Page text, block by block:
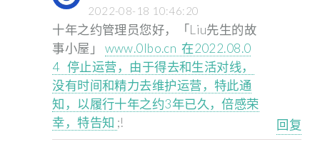
2022-08-18 10:46:20
十年之约管理员您好，「Liu先生的故
事小屋」 www.0lbo.cn 在2022.08.0
4 停止运营，由于得去和生活对线，
没有时间和精力去维护运营，特此通
知，以履行十年之约3年已久，倍感荣
幸，特告知 ;! 回复